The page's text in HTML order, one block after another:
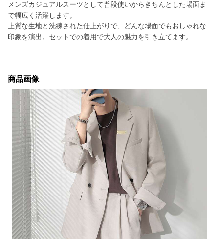
メンズカジュアルスーツとして普段使いからきちんとした場面ま
で幅広く活躍します。
上質な生地と洗練された仕上がりで、どんな場面でもおしゃれな
印象を演出。セットでの着用で大人の魅力を引き立てます。
商品画像